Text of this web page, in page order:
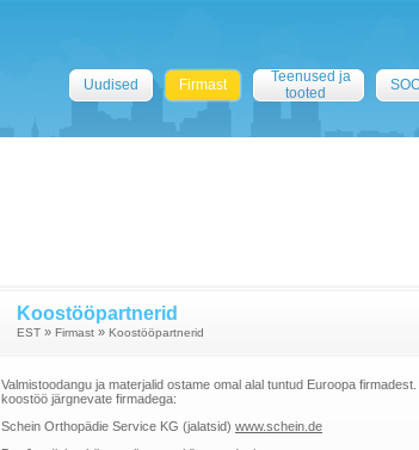
Uudised Firmast
Teenused ja
tooted
Koostööpartnerid
EST » Firmast » Koostööpartnerid
Valmistoodangu ja materjalid ostame omal alal tuntud Euroopa
koostöö järgnevate firmadega:
Schein Orthopädie Service KG (jalatsid) www.schein.de